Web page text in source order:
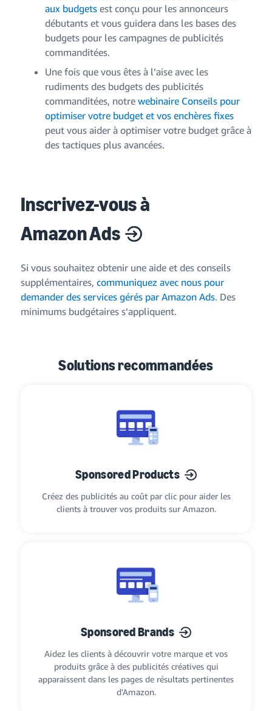
aux budgets est conçu pour les annonceurs
débutants et vous guidera dans les bases des
budgets pour les campagnes de publicités
commanditées.
Une fois que vous êtes à l’aise avec les
rudiments des budgets des publicités
commanditées, notre webinaire Conseils pour
optimiser votre budget et vos enchères fixes
peut vous aider à optimiser votre budget grâce à
des tactiques plus avancées.
Inscrivez-vous à
Amazon Ads
Si vous souhaitez obtenir une aide et des conseils
supplémentaires, communiquez avec nous pour
demander des services gérés par Amazon Ads. Des
minimums budgétaires s’appliquent.
Solutions recommandées
Sponsored Products
Créez des publicités au coût par clic pour aider les
clients à trouver vos produits sur Amazon.
Sponsored Brands
Aidez les clients à découvrir votre marque et vos
produits grâce à des publicités créatives qui
apparaissent dans les pages de résultats pertinentes
d'Amazon.